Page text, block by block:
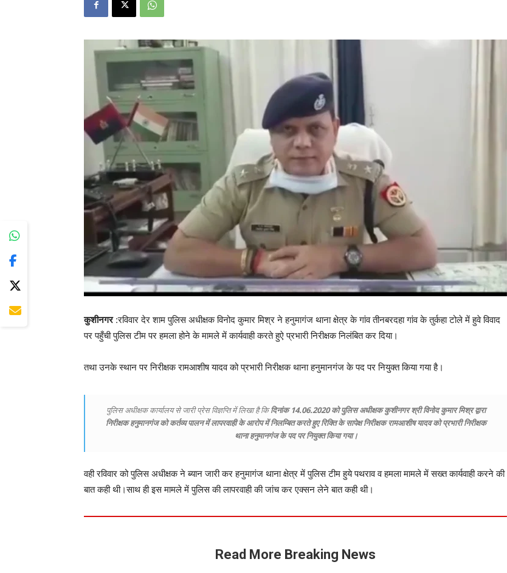
कुशीनगर:रविवार देर शाम पुलिस अधीक्षक विनोद कुमार मिश्र ने हनुमागंज थाना क्षेत्र के गांव तीनबरदहा गांव के तुर्कहा टोले में हुवे विवाद
पर पहुँची पुलिस टीम पर हमला होने के मामले में कार्यवाही करते हुऐ प्रभारी निरीक्षक निलंबित कर दिया।
तथा उनके स्थान पर निरीक्षक रामआशीष यादव को प्रभारी निरीक्षक थाना हनुमानगंज के पद पर नियुक्त किया गया है।
पुलिस अधीक्षक कार्यालय से जारी प्रेस विज्ञप्ति में लिखा है किदिनांक 14.06.2020 को पुलिस अधीक्षक कुशीनगर श्री विनोद कुमार मिश्र द्वारा
निरीक्षक हनुमानगंज को कर्तव्य पालन में लापरवाही के आरोप में निलम्बित करते हुए रिक्ति के सापेक्ष निरीक्षक रामआशीष यादव को प्रभारी निरीक्षक
थाना हनुमानगंज के पद पर नियुक्त किया गया।
वही रविवार को पुलिस अधीक्षक ने ब्यान जारी कर हनुमागंज थाना क्षेत्र में पुलिस टीम हुये पथराव व हमला मामले में सख्त कार्यवाही करने की
बात कही थी।साथ ही इस मामले में पुलिस की लापरवाही की जांच कर एक्सन लेने बात कही थी।
Read More Breaking News